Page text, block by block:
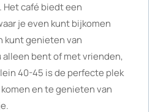
Het café biedt een
je even kunt bijkomen
kunt genieten van
alleen bent of met vrienden,
40-45 is de perfecte plek
en te genieten van